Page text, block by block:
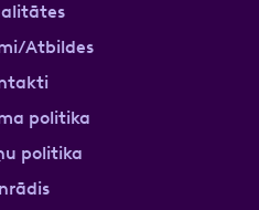
Atbildes
politika
politika